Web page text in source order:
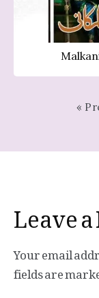
«
Leave
Your email
fields are